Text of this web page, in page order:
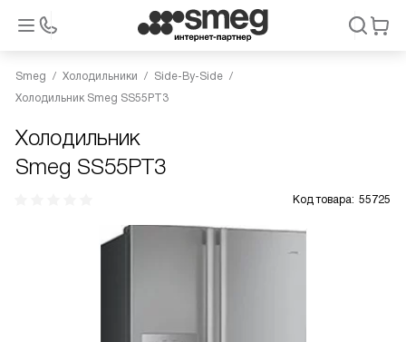
Smeg Холодильники
Side-By-Side
Холодильник Smeg SS55PT3
Холодильник
Smeg SS55PT3
Код товара: 55725